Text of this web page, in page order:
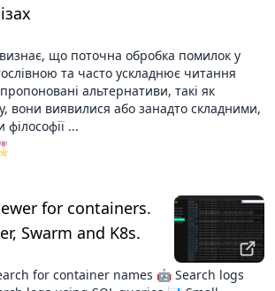
що поточна обробка помилок у
та часто ускладнює читання
альтернативи, такі як
вони виявилися або занадто складними,
філософії ...
for containers.
Swarm and K8s.
for container names 🤖 Search logs